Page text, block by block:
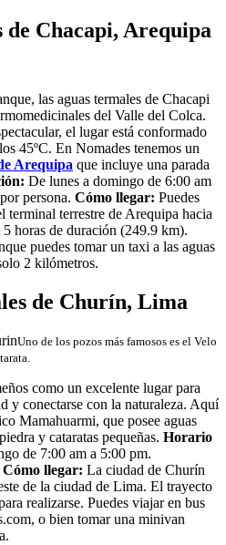
de Chacapi, Arequipa
las aguas termales de Chacapi
del Valle del Colca.
el lugar está conformado
45ºC. En Nomades tenemos un
Arequipa que incluye una parada
De lunes a domingo de 6:00 am
persona. Cómo llegar: Puedes
terminal terrestre de Arequipa hacia
horas de duración (249.9 km).
puedes tomar un taxi a las aguas
2 kilómetros.
de Churín, Lima
Uno de los pozos más famosos es el Velo
como un excelente lugar para
y conectarse con la naturaleza. Aquí
Mamahuarmi, que posee aguas
y cataratas pequeñas. Horario
de 7:00 am a 5:00 pm.
Cómo llegar: La ciudad de Churín
de la ciudad de Lima. El trayecto
realizarse. Puedes viajar en bus
o bien tomar una minivan